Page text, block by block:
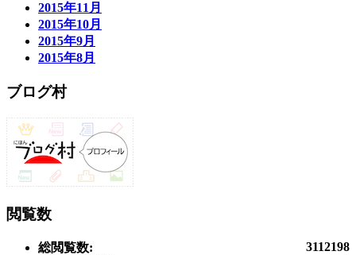
2015年11月
2015年10月
2015年9月
2015年8月
ブログ村
閲覧数
3112198
総閲覧数: